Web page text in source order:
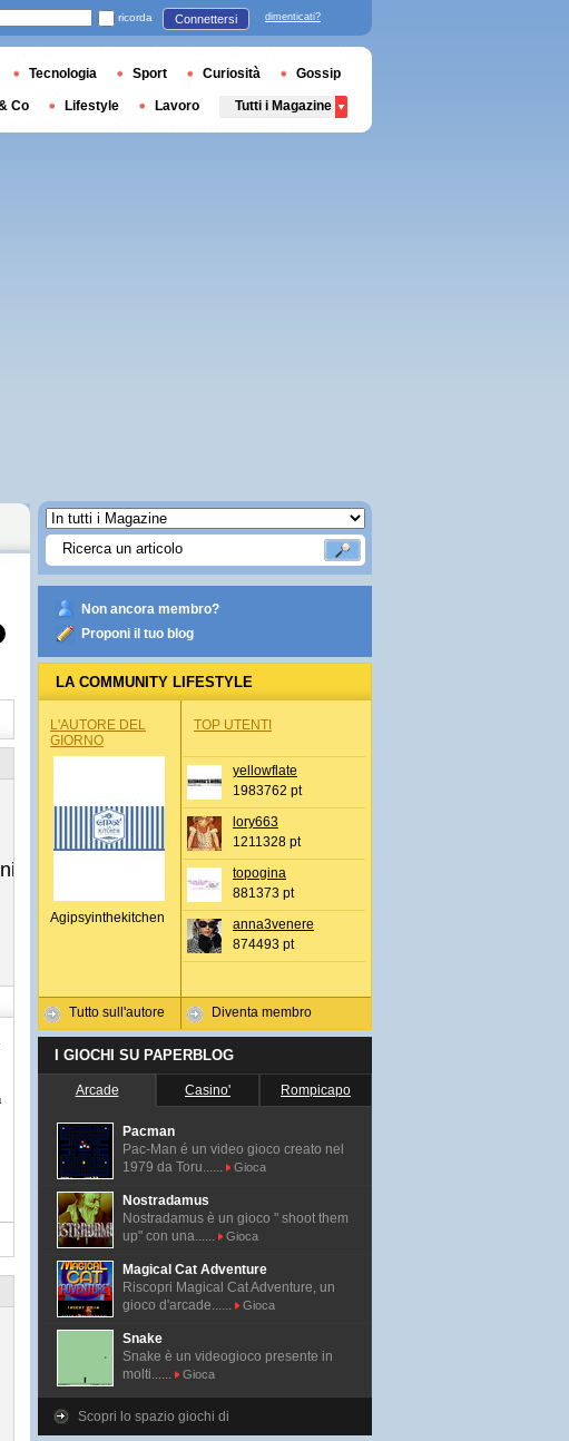
Non ancora membro?
Proponi il tuo blog
LA COMMUNITY LIFESTYLE
L'AUTORE DEL
GIORNO
Agipsyinthekitchen
Tutto sull'autore
TOP UTENTI
yellowflate
1983762 pt
lory663
1211328 pt
topogina
881373 pt
anna3venere
874493 pt
Diventa membro
I GIOCHI SU PAPERBLOG
Arcade Casino' Rompicapo
Pacman
Pac-Man é un video gioco creato nel
1979 da Toru......
Gioca
Nostradamus
Nostradamus è un gioco " shoot them
up" con una......
Gioca
Magical Cat Adventure
Riscopri Magical Cat Adventure, un
gioco d'arcade......
Gioca
Snake
Snake è un videogioco presente in
molti......
Gioca
Scopri lo spazio giochi di
ricorda Connettersi dimenticati?
Tecnologia Sport Curiosità Gossip
Co Lifestyle Lavoro Tutti i Magazine